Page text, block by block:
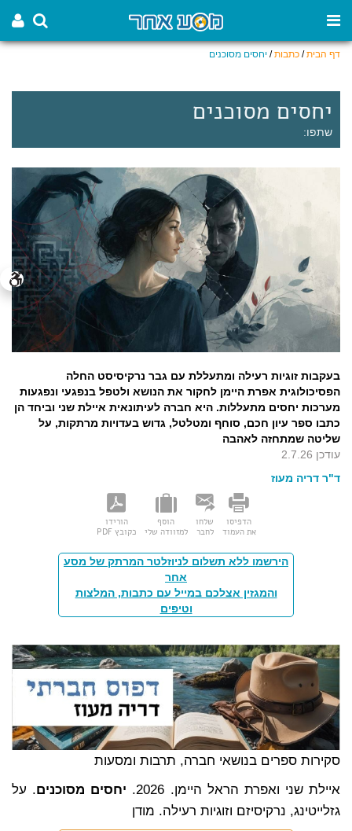
דף הבית/ כתבות/ יחסים מסוכנים
יחסים מסוכנים
שתפו:
בעקבות זוגיות רעילה ומתעללת עם גבר נרקיסיסט החלה
הפסיכולוגית אפרת היימן לחקור את הנושא ולטפל בנפגעי ונפגעות
מערכות יחסים מתעללות. היא חברה לעיתונאית איילת שני וביחד הן
כתבו ספר עיון חכם, סוחף ומטלטל, גדוש בעדויות מרתקות, על
שליטה שמתחזה לאהבה
עודכן 2.7.26
ד"ר דריה מעוז
הדפיסו
את העמוד
שלחו
לחבר
הוסף
למזוודה שלי
הורידו
כקובץ PDF
הירשמו ללא תשלום לניוזלטר המרתק של מסע
אחר
והמגזין אצלכם במייל עם כתבות, המלצות
וטיפים
סקירות ספרים בנושאי חברה, תרבות ומסעות
איילת שני ואפרת הראל היימן. 2026.
יחסים מסוכנים. על
גזלייטינג, נרקיסיזם וזוגיות רעילה. מודן